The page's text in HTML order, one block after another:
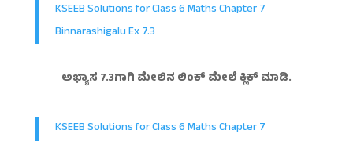
KSEEB Solutions for Class 6 Maths Chapter 7
Binnarashigalu Ex 7.3
ಅಭ್ಯಾಸ 7.3ಗಾಗಿ ಮೇಲಿನ ಲಿಂಕ್ ಮೇಲೆ ಕ್ಲಿಕ್ ಮಾಡಿ.
KSEEB Solutions for Class 6 Maths Chapter 7